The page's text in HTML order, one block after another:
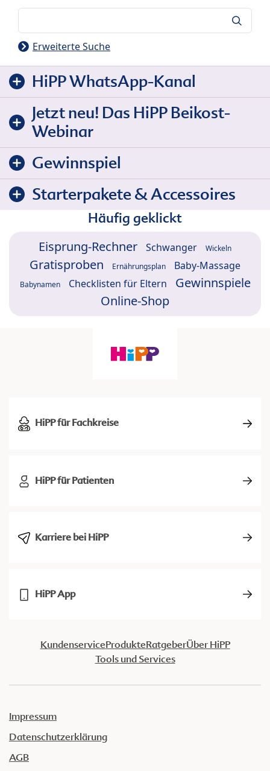
Erweiterte Suche
HiPP WhatsApp-Kanal
Jetzt neu! Das HiPP Beikost-
Webinar
Gewinnspiel
Starterpakete & Accessoires
Häufig geklickt
Eisprung-Rechner Schwanger Wickeln
Gratisproben Ernährungsplan Baby-Massage
Babynamen Checklisten für Eltern
Gewinnspiele
Online-Shop
HiPP für Fachkreise
HiPP für Patienten
Karriere bei HiPP
HiPP App
KundenserviceProdukteRatgeberÜber HiPP
Tools und Services
Impressum
Datenschutzerklärung
AGB